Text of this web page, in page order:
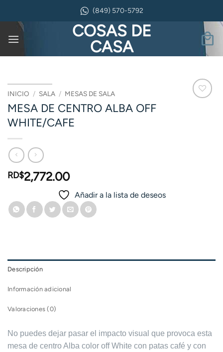
contenido
(849) 570-5792
COSAS DE
CASA
INICIO / SALA / MESAS DE SALA
MESA DE CENTRO ALBA OFF
WHITE/CAFE
RD$2,772.00
Añadir a la lista de deseos
Descripción
Información adicional
Valoraciones (0)
No puedes dejar pasar el impacto visual que provoca esta
mesa de centro Alba color off White con patas café y con